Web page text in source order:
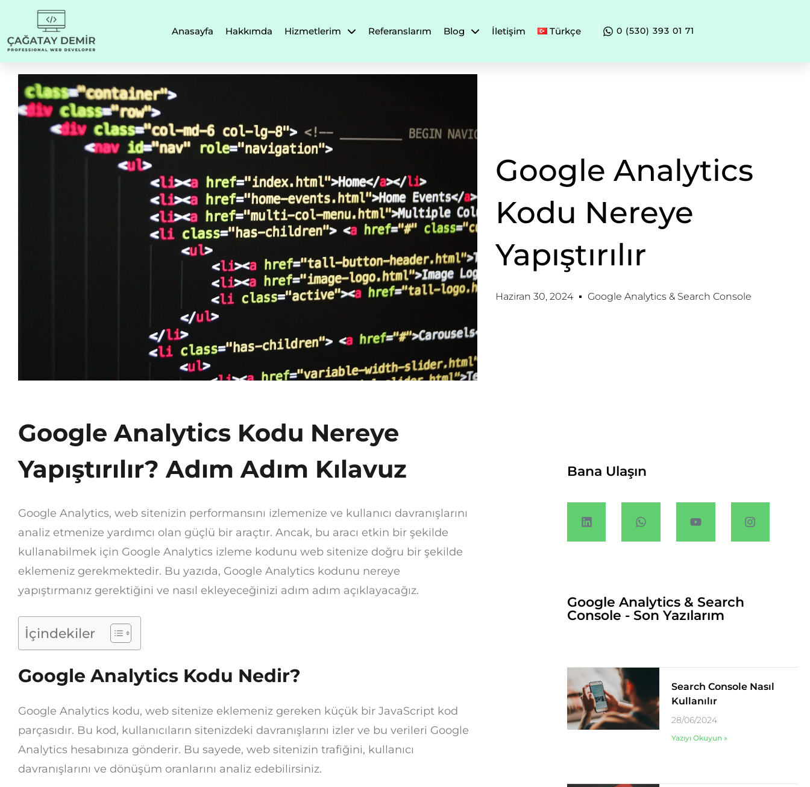
Anasayfa Hakkımda Hizmetlerim Referanslarım Blog İletişim Türkçe 0 (530) 393 01 71
Google Analytics
Kodu Nereye
Yapıştırılır
Haziran 30, 2024 Google Analytics & Search Console
Google Analytics Kodu Nereye
Yapıştırılır? Adım Adım Kılavuz
Google Analytics, web sitenizin performansını izlemenize ve kullanıcı davranışlarını
analiz etmenize yardımcı olan güçlü bir araçtır. Ancak, bu aracı etkin bir şekilde
kullanabilmek için Google Analytics izleme kodunu web sitenize doğru bir şekilde
eklemeniz gerekmektedir. Bu yazıda, Google Analytics kodunu nereye
yapıştırmanız gerektiğini ve nasıl ekleyeceğinizi adım adım açıklayacağız.
İçindekiler
Google Analytics Kodu Nedir?
Google Analytics kodu, web sitenize eklemeniz gereken küçük bir JavaScript kod
parçasıdır. Bu kod, kullanıcıların sitenizdeki davranışlarını izler ve bu verileri Google
Analytics hesabınıza gönderir. Bu sayede, web sitenizin trafiğini, kullanıcı
davranışlarını ve dönüşüm oranlarını analiz edebilirsiniz.
Bana Ulaşın
Google Analytics & Search
Console - Son Yazılarım
Search Console Nasıl
Kullanılır
28/06/2024
Yazıyı Okuyun »